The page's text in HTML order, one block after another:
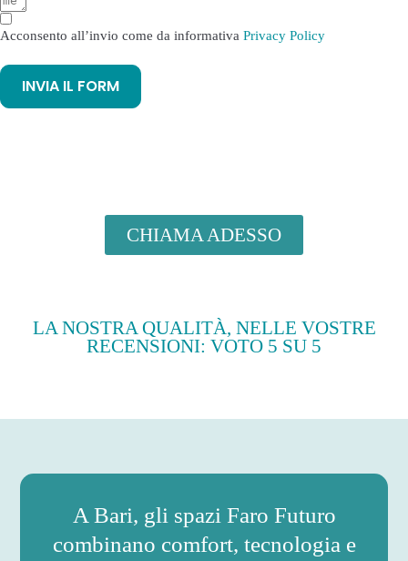
Acconsento all’invio come da informativa Privacy Policy
INVIA IL FORM
CHIAMA ADESSO
LA NOSTRA QUALITÀ, NELLE VOSTRE
RECENSIONI: VOTO 5 SU 5
A Bari, gli spazi Faro Futuro
combinano comfort, tecnologia e